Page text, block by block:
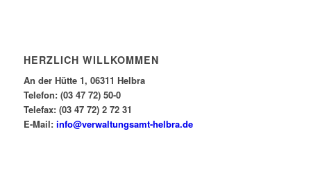
HERZLICH WILLKOMMEN
An der Hütte 1, 06311 Helbra
Telefon: (03 47 72) 50-0
Telefax: (03 47 72) 2 72 31
E-Mail: info@verwaltungsamt-helbra.de